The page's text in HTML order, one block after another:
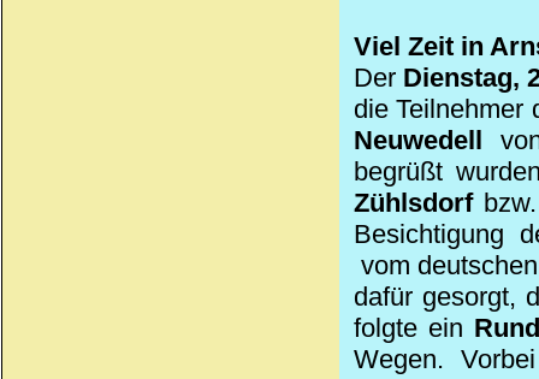
Viel Zeit in
Der Dienstag,
die
Neuwedell
begrüßt
Zühlsdorf bzw.
Besichtigung
vom
dafür gesorgt,
folgte ein
Wegen.